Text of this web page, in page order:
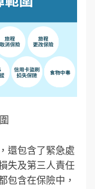
還包含了緊急處
失及第三人責任
包含在保險中，